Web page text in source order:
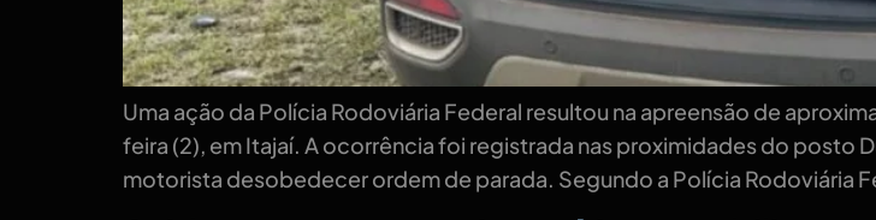
Uma ação da Polícia Rodoviária Federal resultou na apreensão de
feira (2), em Itajaí. A ocorrência foi registrada nas proximidades do posto
motorista desobedecer ordem de parada. Segundo a Polícia Rodoviária